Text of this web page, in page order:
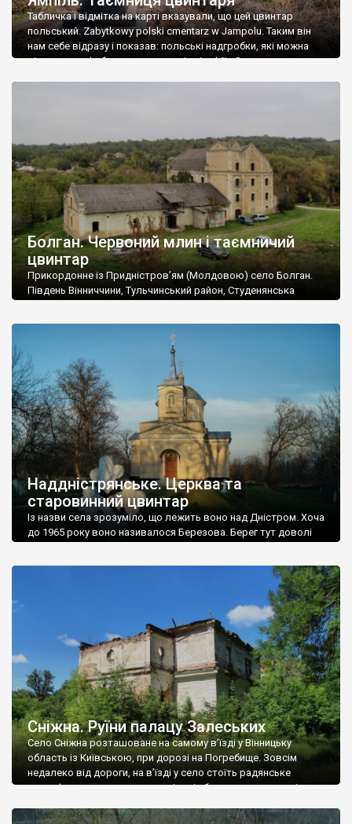
Табличка і відмітка на карті вказували, що цей цвинтар
польський. Zabytkowy polski cmentarz w Jampolu. Таким він
нам себе відразу і показав: польські надгробки, які можна
віднести до фабричних, польські епітафії… Загалом цвинтар
Болган. Червоний млин і таємничий
цвинтар
Прикордонне із Придністров’ям (Молдовою) село Болган.
Південь Вінниччини, Тульчинський район, Студенянська
старовинний цвинтар із кам’яними хрестами. Всі епітафії, які
збереглися, написані кирилицею, церковнослов’янською
мовою. За всіма традиційними ознаками – цвинтар
український. Хрести датуються 19 століттям. У 1924-1940
роках Болган […]
Наддністрянське. Церква та
старовинний цвинтар
Із назви села зрозуміло, що лежить воно над Дністром. Хоча
до 1965 року воно називалося Березова. Берег тут доволі
Наддністрянське відрізняється від більшості навколишніх
сіл. У селі є мурована Михайлівська церква. Точної дати […]
Сніжна. Руїни палацу Залеських
Село Сніжна розташоване на самому в’їзді у Вінницьку
область із Київською, при дорозі на Погребище. Зовсім
недалеко від дороги, на в’їзді у село стоїть радянське
рельєфне пано, яке показує жінку і яблуню, а трохи далі, десь
не видно, але видно дві стареньких колії у траві – […]